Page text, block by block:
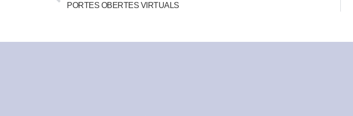
PORTES OBERTES VIRTUALS